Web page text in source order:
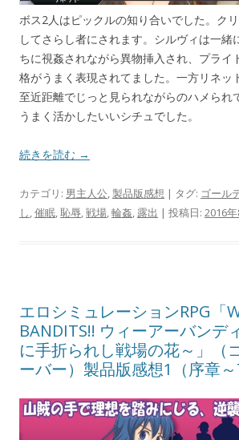
ボス2人はピックルの知り合いでした。ク
してさらし者にされます。シルヴィは一緒
ちに視姦されながら異物挿入され、プライ
格がうまく表現されてました。一方リネッ
至近距離でじっと見られながらのハメられ
うまく活かしたいいシチュでした。
続きを読む →
カテゴリ: 男主人公,製品版感想 | タグ: ゴール
し,催眠,恥辱,戦場,輪姦, 露出 | 投稿日: 2016
エロシミュレーションRPG「
BANDITS!! ウィーアーバンデ
に手折られし戦場の花～」（
ーバー）製品版感想1（序章～